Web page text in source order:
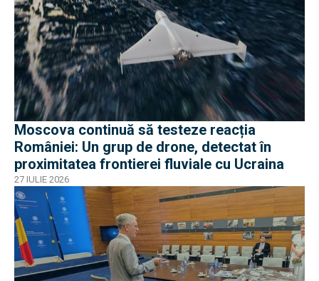
Moscova continuă să testeze reacția
României: Un grup de drone, detectat în
proximitatea frontierei fluviale cu Ucraina
27 IULIE 2026